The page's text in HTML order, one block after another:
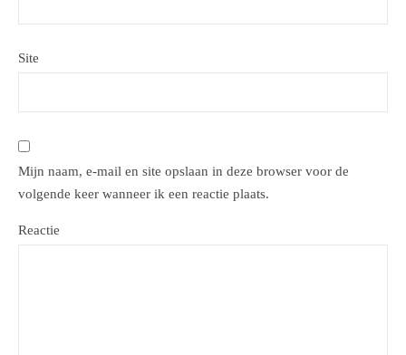
Site
Mijn naam, e-mail en site opslaan in deze browser voor de
volgende keer wanneer ik een reactie plaats.
Reactie